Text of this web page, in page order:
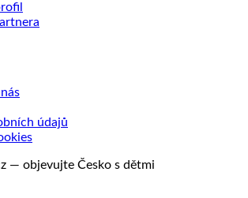
údajů
— objevujte Česko s dětmi